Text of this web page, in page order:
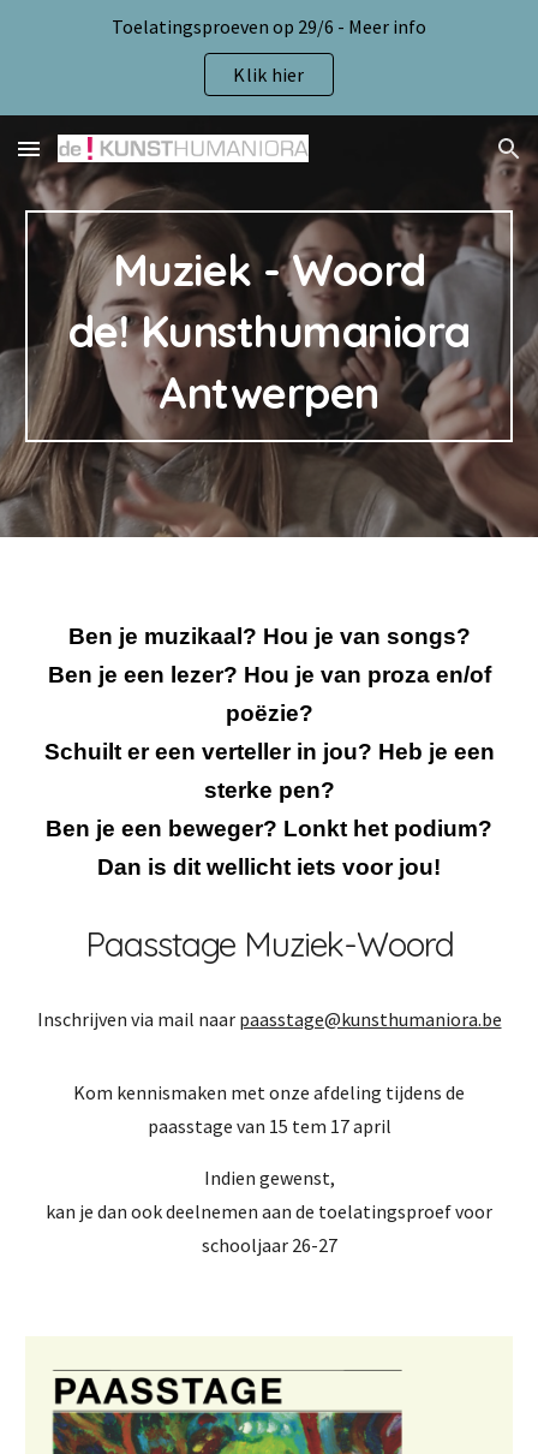
Skip to main content
Toelatingsproeven op 29/6 - Meer info
Klik hier
Muziek - Woord
de! Kunsthumaniora
Antwerpen
Ben je muzikaal? Hou je van songs?
Ben je een lezer? Hou je van proza en/of
poëzie?
Schuilt er een verteller in jou? Heb je een
sterke pen?
Ben je een beweger? Lonkt het podium?
Dan is dit wellicht iets voor jou!
Paasstage Muziek-Woord
Inschrijven via mail naar paasstage@kunsthumaniora.be
Kom kennismaken met onze afdeling tijdens de
paasstage van 15 tem 17 april
Indien gewenst,
kan je dan ook deelnemen aan de toelatingsproef voor
schooljaar 26-27